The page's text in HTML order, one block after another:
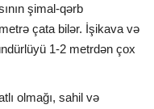
şimal-qərb
çata bilər. İşikava və
1-2 metrdən çox
olmağı, sahil və